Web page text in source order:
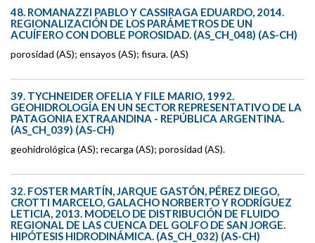
48. ROMANAZZI PABLO Y CASSIRAGA EDUARDO, 2014.
REGIONALIZACIÓN DE LOS PARÁMETROS DE UN
ACUÍFERO CON DOBLE POROSIDAD. (AS_CH_048) (AS-CH)
porosidad (AS); ensayos (AS); fisura. (AS)
39. TYCHNEIDER OFELIA Y FILE MARIO, 1992.
GEOHIDROLOGÍA EN UN SECTOR REPRESENTATIVO DE LA
PATAGONIA EXTRAANDINA - REPÚBLICA ARGENTINA.
(AS_CH_039) (AS-CH)
geohidrológica (AS); recarga (AS); porosidad (AS).
32. FOSTER MARTÍN, JARQUE GASTÓN, PÉREZ DIEGO,
CROTTI MARCELO, GALACHO NORBERTO Y RODRÍGUEZ
LETICIA, 2013. MODELO DE DISTRIBUCIÓN DE FLUIDO
REGIONAL DE LAS CUENCA DEL GOLFO DE SAN JORGE.
HIPÓTESIS HIDRODINÁMICA. (AS_CH_032) (AS-CH)